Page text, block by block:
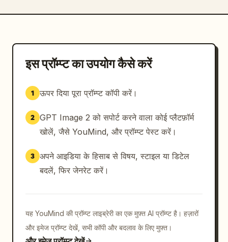
इस प्रॉम्प्ट का उपयोग कैसे करें
1 ऊपर दिया पूरा प्रॉम्प्ट कॉपी करें।
2 GPT Image 2 को सपोर्ट करने वाला कोई प्लैटफ़ॉर्म
खोलें, जैसे YouMind, और प्रॉम्प्ट पेस्ट करें।
3 अपने आइडिया के हिसाब से विषय, स्टाइल या डिटेल
बदलें, फिर जेनरेट करें।
यह YouMind की प्रॉम्प्ट लाइब्रेरी का एक मुफ़्त AI प्रॉम्प्ट है। हज़ारों
और इमेज प्रॉम्प्ट देखें, सभी कॉपी और बदलाव के लिए मुफ़्त।